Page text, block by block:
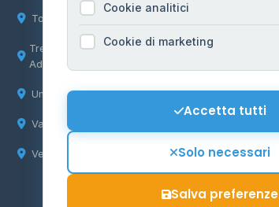
Toscana
Trentino-Alto
Adige
Umbria
Valle d'Aosta
Veneto
Privacy Policy
Cookie Policy
Mappa del sito
Contattaci
Cookie analitici
Cookie di marketing
Accetta tutti
Solo necessari
Salva preferenze